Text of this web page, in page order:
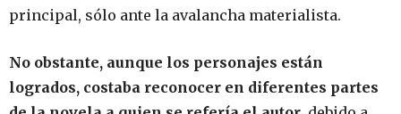
principal, sólo ante la avalancha materialista.
No obstante, aunque los personajes están
logrados, costaba reconocer en diferentes partes